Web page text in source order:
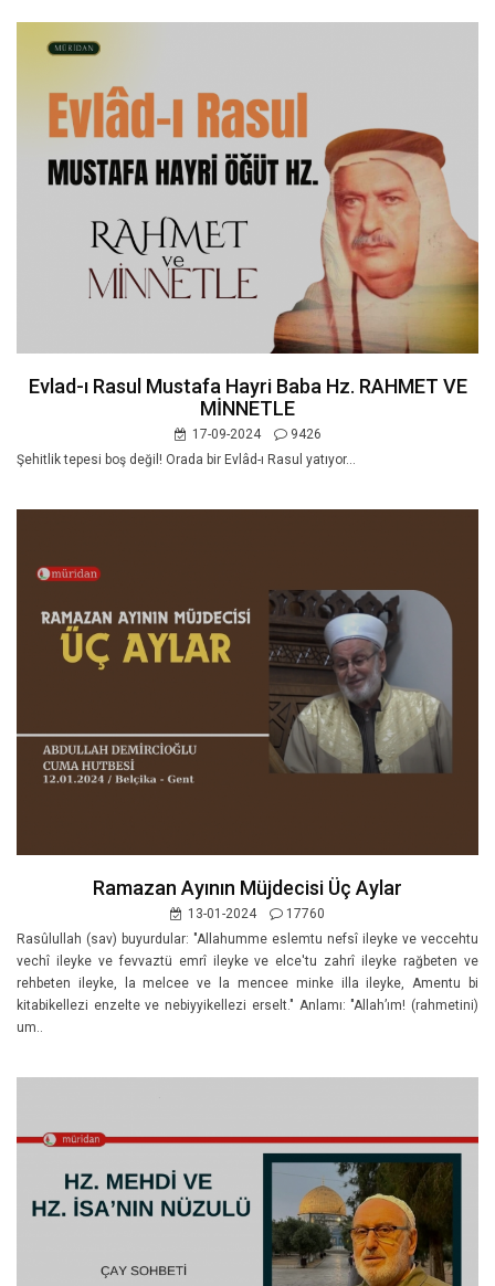
Evlad-ı Rasul Mustafa Hayri Baba Hz. RAHMET VE
MİNNETLE
17-09-2024
9426
Şehitlik tepesi boş değil! Orada bir Evlâd-ı Rasul yatıyor...
Ramazan Ayının Müjdecisi Üç Aylar
13-01-2024
17760
Rasûlullah (sav) buyurdular: "Allahumme eslemtu nefsî ileyke ve veccehtu
vechî ileyke ve fevvaztü emrî ileyke ve elce'tu zahrî ileyke rağbeten ve
rehbeten ileyke, la melcee ve la mencee minke illa ileyke, Amentu bi
kitabikellezi enzelte ve nebiyyikellezi erselt." Anlamı: "Allah’ım! (rahmetini)
um..